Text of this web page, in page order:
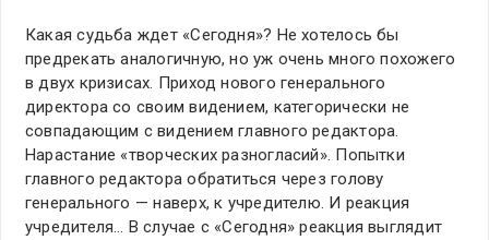
Какая судьба ждет «Сегодня»? Не хотелось бы
предрекать аналогичную, но уж очень много похожего
в двух кризисах. Приход нового генерального
директора со своим видением, категорически не
совпадающим с видением главного редактора.
Нарастание «творческих разногласий». Попытки
главного редактора обратиться через голову
генерального — наверх, к учредителю. И реакция
учредителя… В случае с «Сегодня» реакция выглядит